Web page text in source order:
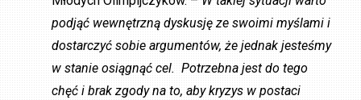
podjąć wewnętrzną dyskusję ze swoimi myślami i
dostarczyć sobie argumentów, że jednak jesteśmy
w stanie osiągnąć cel. Potrzebna jest do tego
chęć i brak zgody na to, aby kryzys w postaci